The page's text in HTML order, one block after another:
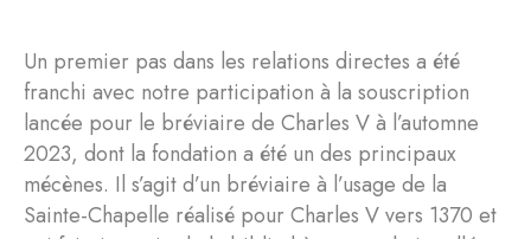
Un premier pas dans les relations directes a été
franchi avec notre participation à la souscription
lancée pour le bréviaire de Charles V à l’automne
2023, dont la fondation a été un des principaux
mécènes. Il s’agit d’un bréviaire à l’usage de la
Sainte-Chapelle réalisé pour Charles V vers 1370 et